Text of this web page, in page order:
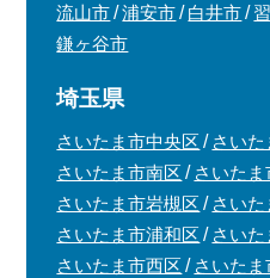
流山市
浦安市 白井市
鎌ヶ谷市
埼玉県
さいたま市中央区
さい
さいたま市南区
さいた
さいたま市岩槻区
さい
さいたま市浦和区
さい
さいたま市西区
さいた